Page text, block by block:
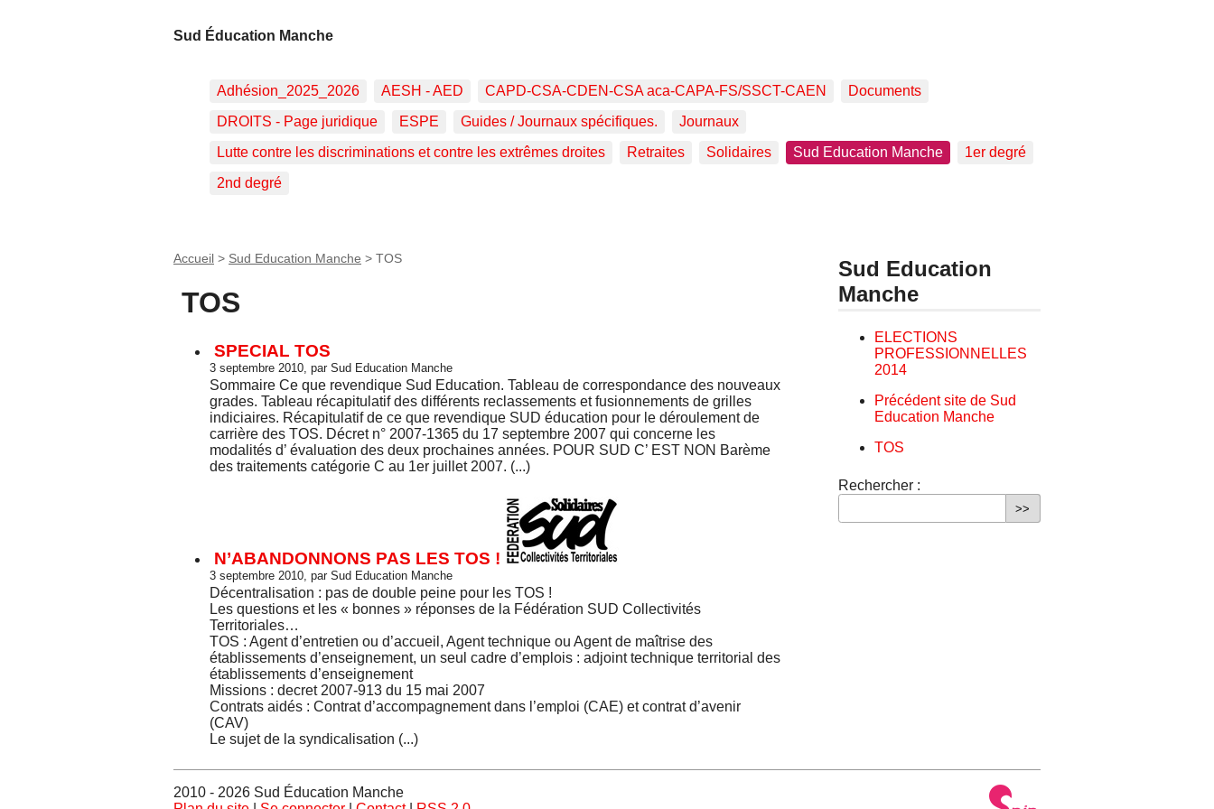
Sud Éducation Manche
Adhésion_2025_2026 AESH - AED CAPD-CSA-CDEN-CSA aca-CAPA-FS/SSCT-CAEN
Documents
DROITS - Page juridique
ESPE Guides / Journaux spécifiques.
Journaux
Lutte contre les discriminations et contre les extrêmes droites
Retraites Solidaires Sud Education Manche
1er degré
2nd degré
Accueil > Sud Education Manche > TOS
TOS
SPECIAL TOS
3 septembre 2010, par Sud Education Manche
Sommaire Ce que revendique Sud Education. Tableau de correspondance des nouveaux
grades. Tableau récapitulatif des différents reclassements et fusionnements de grilles
indiciaires. Récapitulatif de ce que revendique SUD éducation pour le déroulement de
carrière des TOS. Décret n° 2007-1365 du 17 septembre 2007 qui concerne les
modalités d’ évaluation des deux prochaines années. POUR SUD C’ EST NON Barème
des traitements catégorie C au 1er juillet 2007. (...)
N’ABANDONNONS PAS LES TOS !
3 septembre 2010, par Sud Education Manche
Décentralisation : pas de double peine pour les TOS !
Les questions et les « bonnes » réponses de la Fédération SUD Collectivités
Territoriales…
TOS : Agent d’entretien ou d’accueil, Agent technique ou Agent de maîtrise des
établissements d’enseignement, un seul cadre d’emplois : adjoint technique territorial des
établissements d’enseignement
Missions : decret 2007-913 du 15 mai 2007
Contrats aidés : Contrat d’accompagnement dans l’emploi (CAE) et contrat d’avenir
(CAV)
Le sujet de la syndicalisation (...)
Sud Education
Manche
ELECTIONS
PROFESSIONNELLES
2014
Précédent site de Sud
Education Manche
TOS
Rechercher :
2010 - 2026 Sud Éducation Manche